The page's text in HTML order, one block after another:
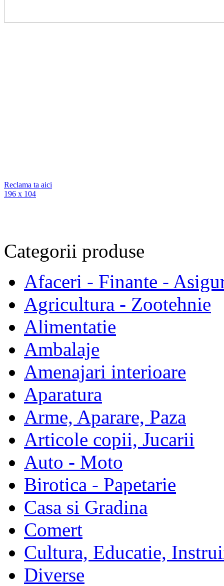
Reclama ta aici
196 x 104
Categorii produse
Afaceri - Finante -
Agricultura - Zootehnie
Alimentatie
Ambalaje
Amenajari interioare
Aparatura
Arme, Aparare, Paza
Articole copii, Jucarii
Auto - Moto
Birotica - Papetarie
Casa si Gradina
Comert
Cultura, Educatie,
Diverse